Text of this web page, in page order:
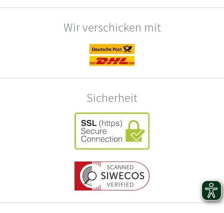
Wir verschicken mit
Sicherheit